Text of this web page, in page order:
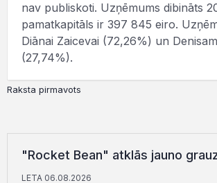
nav publiskoti. Uzņēmums dibināts
pamatkapitāls ir 397 845 eiro.
Diānai Zaicevai (72,26%) un
(27,74%).
Raksta pirmavots
"Rocket Bean" atklās jauno
LETA 06.08.2026